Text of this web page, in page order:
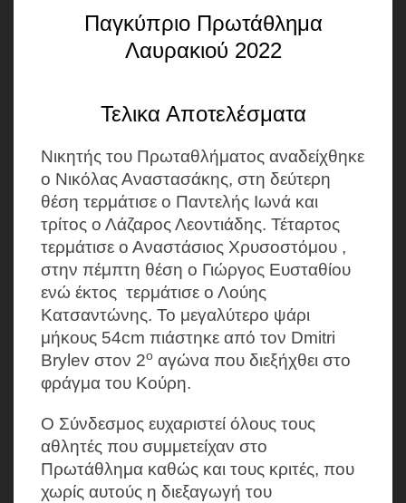
Παγκύπριο Πρωτάθλημα
Λαυρακιού 2022
Τελικα Αποτελέσματα
Νικητής του Πρωταθλήματος αναδείχθηκε
ο Νικόλας Αναστασάκης, στη δεύτερη
θέση τερμάτισε ο Παντελής Ιωνά και
τρίτος ο Λάζαρος Λεοντιάδης. Τέταρτος
τερμάτισε ο Αναστάσιος Χρυσοστόμου ,
στην πέμπτη θέση ο Γιώργος Ευσταθίου
ενώ έκτος τερμάτισε ο Λούης
Κατσαντώνης. Το μεγαλύτερο ψάρι
μήκους 54cm πιάστηκε από τον Dmitri
Brylev στον 2ο αγώνα που διεξήχθει στο
φράγμα του Κούρη.
Ο Σύνδεσμος ευχαριστεί όλους τους
αθλητές που συμμετείχαν στο
Πρωτάθλημα καθώς και τους κριτές, που
χωρίς αυτούς η διεξαγωγή του